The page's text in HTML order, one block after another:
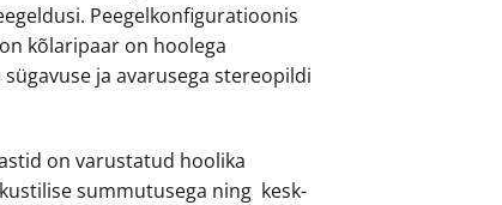
Peegelkonfiguratioonis
kõlaripaar on hoolega
ja avarusega stereopildi
on varustatud hoolika
summutusega ning kesk-